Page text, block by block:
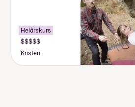
Helårskurs
Kristen